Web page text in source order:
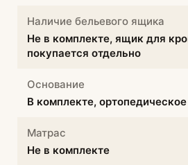
Наличие бельевого ящика
Не в комплекте, ящик для
покупается отдельно
Основание
В комплекте, ортопедическое
Матрас
Не в комплекте